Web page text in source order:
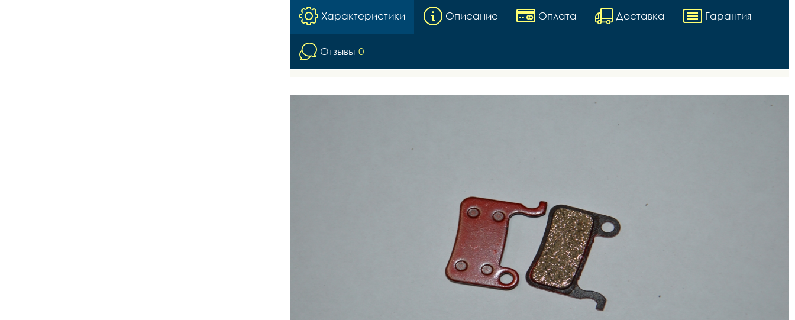
Характеристики Описание Оплата Доставка Гарантия
Отзывы 0